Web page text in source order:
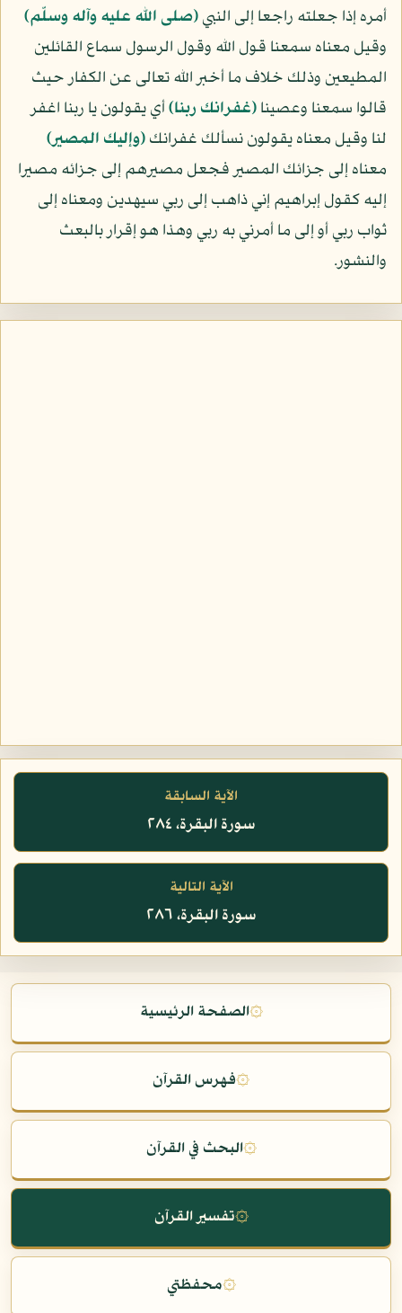
أمره إذا جعلته راجعا إلى النبي(صلى الله عليه وآله وسلّم)
وقيل معناه سمعنا قول الله وقول الرسول سماع القائلين
المطيعين وذلك خلاف ما أخبر الله تعالى عن الكفار حيث
قالوا سمعنا وعصينا﴿غفرانك ربنا﴾أي يقولون يا ربنا اغفر
لنا وقيل معناه يقولون نسألك غفرانك﴿وإليك المصير﴾
معناه إلى جزائك المصير فجعل مصيرهم إلى جزائه مصيرا
إليه كقول إبراهيم إني ذاهب إلى ربي سيهدين ومعناه إلى
ثواب ربي أو إلى ما أمرني به ربي وهذا هو إقرار بالبعث
والنشور.
الآية السابقة
سورة البقرة، ٢٨٤
الآية التالية
سورة البقرة، ٢٨٦
۞الصفحة الرئيسية
۞فهرس القرآن
۞البحث في القرآن
۞تفسير القرآن
۞محفظتي